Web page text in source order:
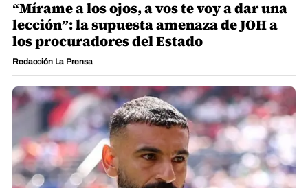
“Mírame a los ojos, a vos te voy a dar una
lección”: la supuesta amenaza de JOH a
los procuradores del Estado
Redacción La Prensa